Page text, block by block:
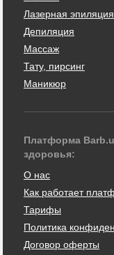
Лазерная эпиляция
Депиляция
Массаж
Тату, пирсинг
Маникюр
Платформа
здоровья:
О нас
Как работает
Тарифы
Политика
Договор оферты